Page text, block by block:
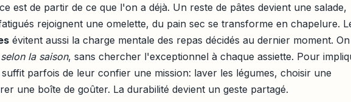
est de partir de ce que l'on a déjà. Un reste de pâtes devient une salade,
rejoignent une omelette, du pain sec se transforme en chapelure.
évitent aussi la charge mentale des repas décidés au dernier moment. On
selon la saison, sans chercher l'exceptionnel à chaque assiette. Pour
parfois de leur confier une mission: laver les légumes, choisir une
une boîte de goûter. La durabilité devient un geste partagé.